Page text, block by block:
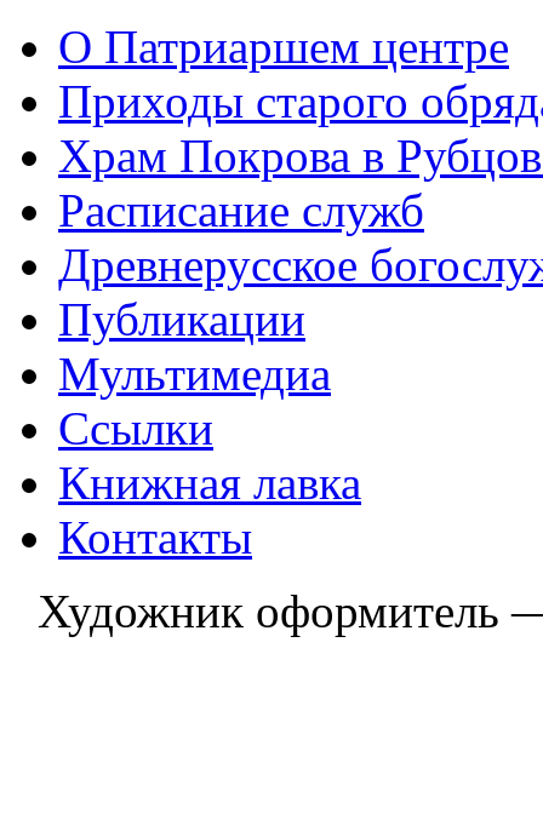
О Патриаршем центре
Приходы старого
Храм Покрова в
Расписание служб
Древнерусское
Публикации
Мультимедиа
Ссылки
Книжная лавка
Контакты
Художник оформитель